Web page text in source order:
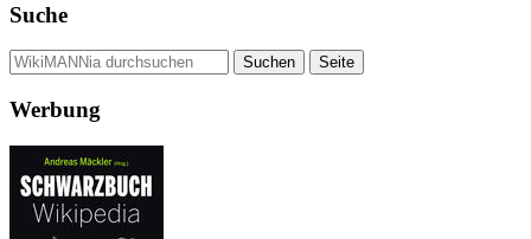
Suche
Werbung